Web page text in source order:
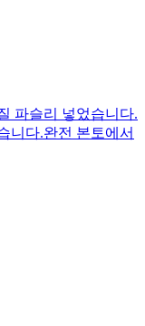
파슬리 넣었습니다.
니다.완전 본토에서